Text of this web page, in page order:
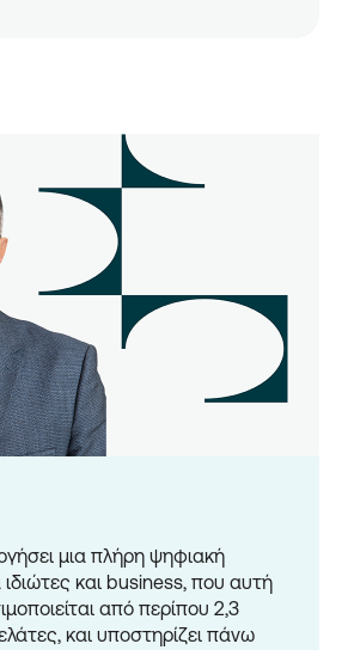
μια πλήρη ψηφιακή
και business, που αυτή
από περίπου 2,3
και υποστηρίζει πάνω